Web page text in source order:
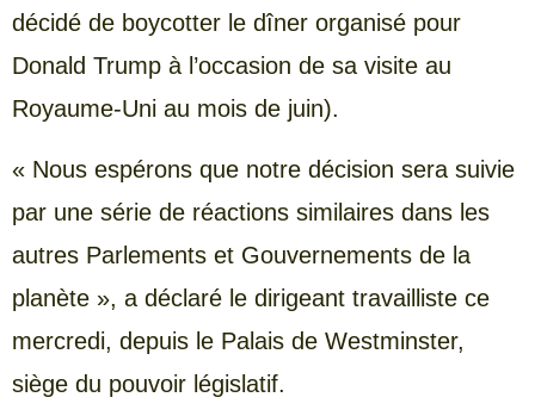
décidé de boycotter le dîner organisé pour
Donald Trump à l’occasion de sa visite au
Royaume-Uni au mois de juin).
« Nous espérons que notre décision sera suivie
par une série de réactions similaires dans les
autres Parlements et Gouvernements de la
planète », a déclaré le dirigeant travailliste ce
mercredi, depuis le Palais de Westminster,
siège du pouvoir législatif.